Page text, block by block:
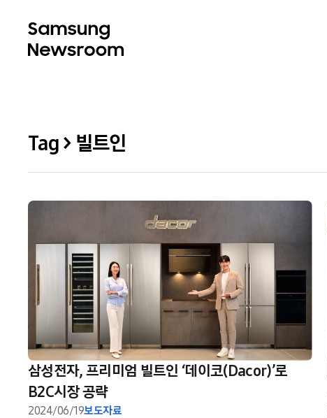
Tag > 빌트인
삼성전자, 프리미엄 빌트인 ‘데이코(Dacor)’로
B2C시장 공략
2024/06/19보도자료